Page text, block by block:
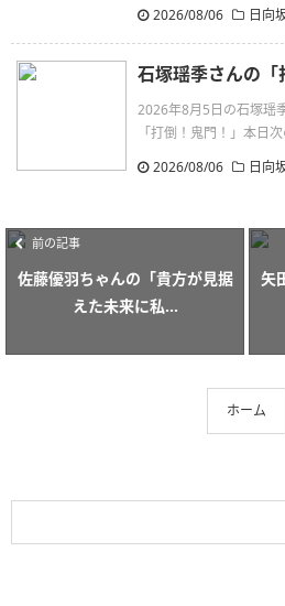
2026/08/06
日向
石塚瑶季さんの「
2026年8月5日の石塚瑶
「打倒！鬼門！」本日
2026/08/06
日向
前の記事
佐藤優羽ちゃんの「貴方が見据
えた未来に私...
矢
ホーム